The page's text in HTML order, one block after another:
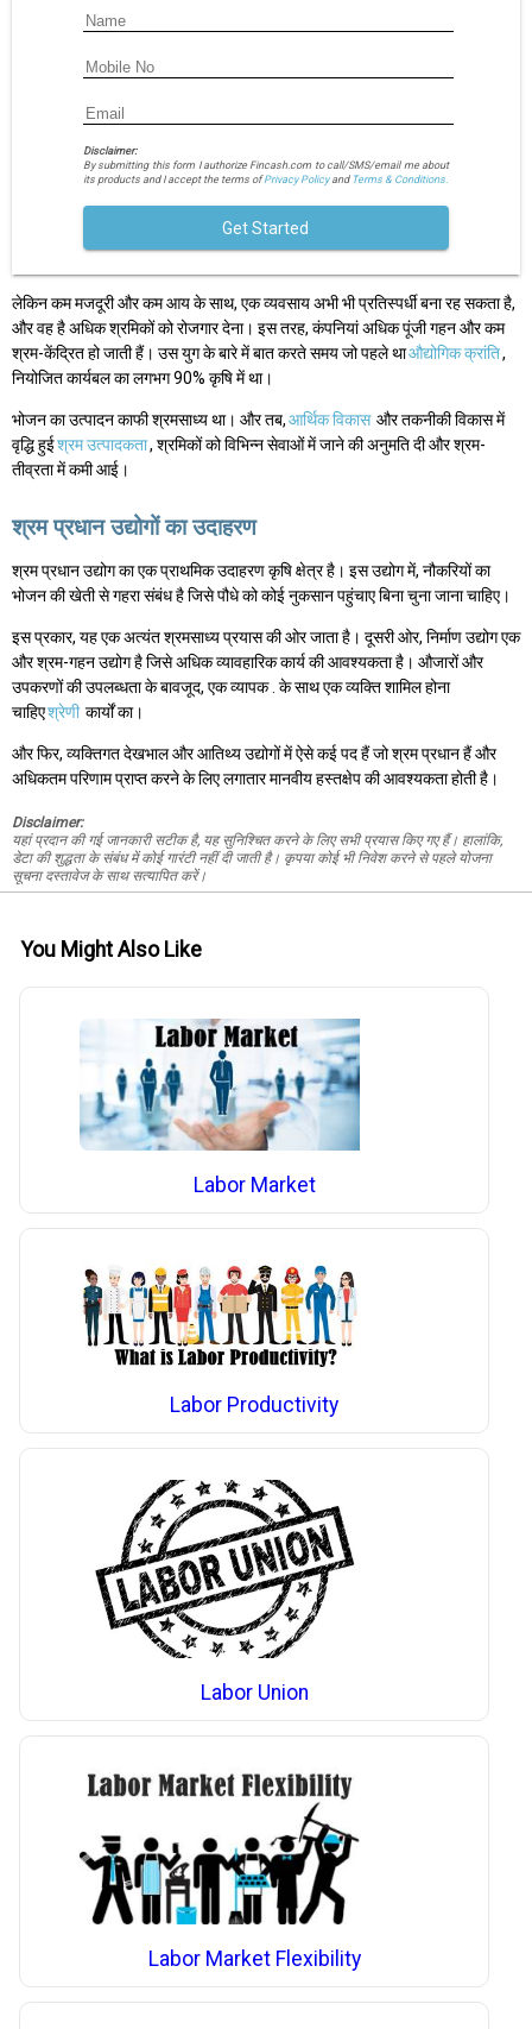
Disclaimer:
By submitting this form I authorize Fincash.com to call/SMS/email me about
its products and I accept the terms ofPrivacy Policyand Terms & Conditions.
Get Started
लेकिन कम मजदूरी और कम आय के साथ, एक व्यवसाय अभी भी प्रतिस्पर्धी बना रह सकता है,
और वह है अधिक श्रमिकों को रोजगार देना। इस तरह, कंपनियां अधिक पूंजी गहन और कम
श्रम-केंद्रित हो जाती हैं। उस युग के बारे में बात करते समय जो पहले थाऔद्योगिक क्रांति,
नियोजित कार्यबल का लगभग 90% कृषि में था।
भोजन का उत्पादन काफी श्रमसाध्य था। और तब,आर्थिक विकास और तकनीकी विकास में
वृद्धि हुईश्रम उत्पादकता, श्रमिकों को विभिन्न सेवाओं में जाने की अनुमति दी और श्रम-
तीव्रता में कमी आई।
श्रम प्रधान उद्योगों का उदाहरण
श्रम प्रधान उद्योग का एक प्राथमिक उदाहरण कृषि क्षेत्र है। इस उद्योग में, नौकरियों का
भोजन की खेती से गहरा संबंध है जिसे पौधे को कोई नुकसान पहुंचाए बिना चुना जाना चाहिए।
इस प्रकार, यह एक अत्यंत श्रमसाध्य प्रयास की ओर जाता है। दूसरी ओर, निर्माण उद्योग एक
और श्रम-गहन उद्योग है जिसे अधिक व्यावहारिक कार्य की आवश्यकता है। औजारों और
उपकरणों की उपलब्धता के बावजूद, एक व्यापक . के साथ एक व्यक्ति शामिल होना
चाहिएश्रेणी कार्यों का।
और फिर, व्यक्तिगत देखभाल और आतिथ्य उद्योगों में ऐसे कई पद हैं जो श्रम प्रधान हैं और
अधिकतम परिणाम प्राप्त करने के लिए लगातार मानवीय हस्तक्षेप की आवश्यकता होती है।
Disclaimer:
यहां प्रदान की गई जानकारी सटीक है, यह सुनिश्चित करने के लिए सभी प्रयास किए गए हैं। हालांकि,
डेटा की शुद्धता के संबंध में कोई गारंटी नहीं दी जाती है। कृपया कोई भी निवेश करने से पहले योजना
सूचना दस्तावेज के साथ सत्यापित करें।
You Might Also Like
Labor Market
Labor Productivity
Labor Union
Labor Market Flexibility